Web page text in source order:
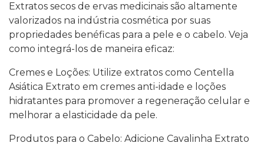
Extratos secos de ervas medicinais são altamente
valorizados na indústria cosmética por suas
propriedades benéficas para a pele e o cabelo. Veja
como integrá-los de maneira eficaz:
Cremes e Loções: Utilize extratos como Centella
Asiática Extrato em cremes anti-idade e loções
hidratantes para promover a regeneração celular e
melhorar a elasticidade da pele.
Produtos para o Cabelo: Adicione Cavalinha Extrato